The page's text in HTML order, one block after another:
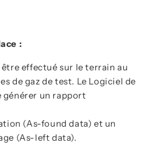
:
effectué sur le terrain au
de gaz de test. Le Logiciel de
générer un rapport
(As-found data) et un
(As-left data).